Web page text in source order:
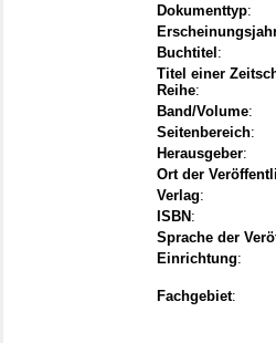
Dokumenttyp:
Buchtitel :
Titel einer
Reihe:
Band/Volume:
Seitenbereich:
Herausgeber:
Ort der
Verlag:
ISBN :
Sprache der
Einrichtung:
Fachgebiet: